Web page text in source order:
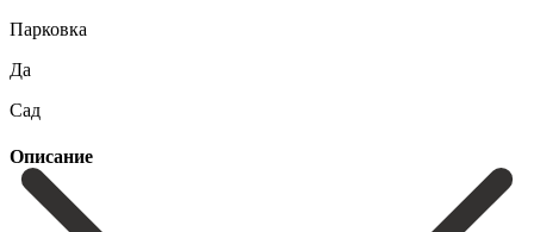
Парковка
Да
Сад
Описание